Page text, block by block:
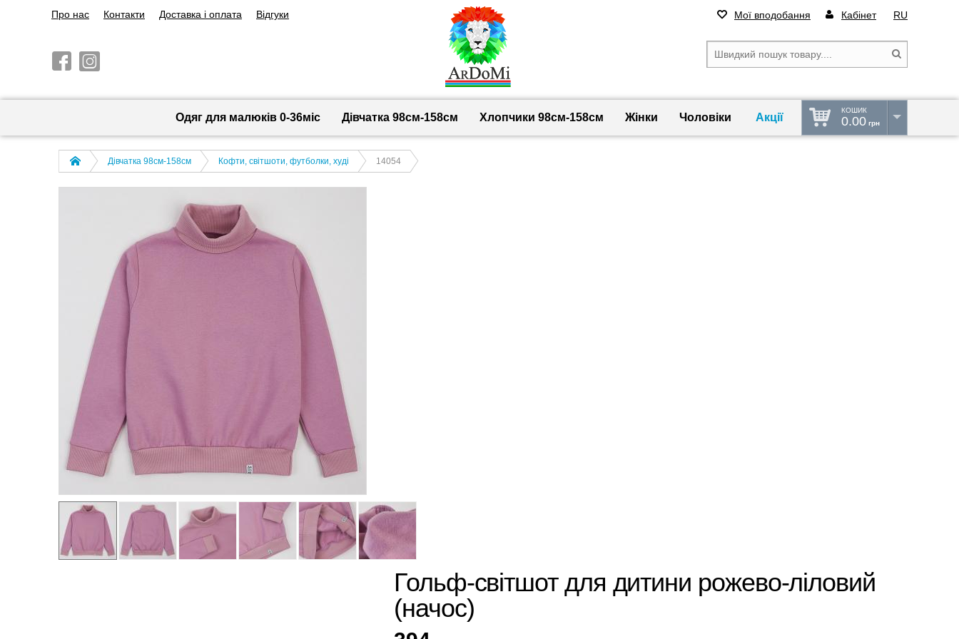
Про нас Контакти Доставка і оплата Відгуки Мої вподобання Кабінет RU
Одяг для малюків 0-36міс Дівчатка 98cм-158см Хлопчики 98см-158см Жінки Чоловіки Акції
КОШИК
0.00 грн
Дівчатка 98cм-158см Кофти, світшоти, футболки, худі 14054
Гольф-світшот для дитини рожево-ліловий
(начос)